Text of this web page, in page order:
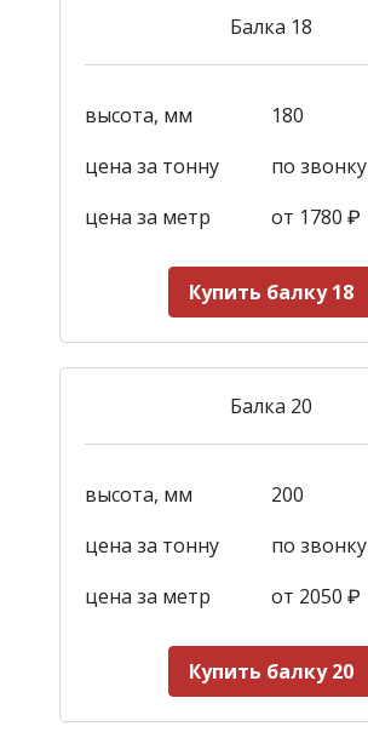
Балка 18
высота, мм
180
цена за тонну
по звонку
цена за метр
от 1780 ₽
Купить балку 18
Балка 20
высота, мм
200
цена за тонну
по звонку
цена за метр
от 2050 ₽
Купить балку 20